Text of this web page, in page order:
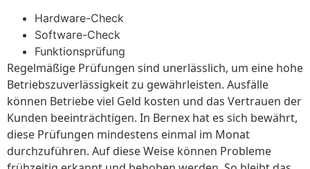
Hardware-Check
Software-Check
Funktionsprüfung
Regelmäßige Prüfungen sind unerlässlich, um eine hohe
Betriebszuverlässigkeit zu gewährleisten. Ausfälle
können Betriebe viel Geld kosten und das Vertrauen der
Kunden beeinträchtigen. In Bernex hat es sich bewährt,
diese Prüfungen mindestens einmal im Monat
durchzuführen. Auf diese Weise können Probleme